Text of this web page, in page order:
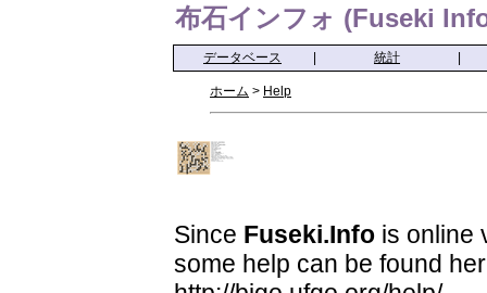
布石インフォ (Fuseki
データベース 統計
ホーム > Help
Since Fuseki.Info is online
some help can be found